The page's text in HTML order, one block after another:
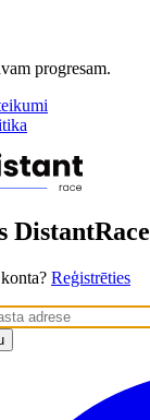
progresam.
DistantRace
Reģistrēties